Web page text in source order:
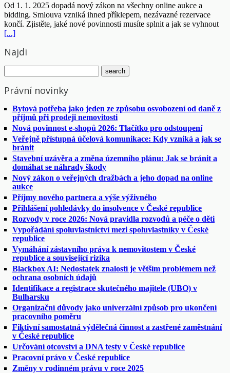
Od 1. 1. 2025 dopadá nový zákon na všechny online aukce a
bidding. Smlouva vzniká ihned příklepem, nezávazné rezervace
končí. Zjistěte, jaké nové povinnosti musíte splnit a jak se vyhnout
[...]
Najdi
Právní novinky
Bytová potřeba jako jeden ze způsobu osvobození od daně z
příjmů při prodeji nemovitosti
Nová povinnost e-shopů 2026: Tlačítko pro odstoupení
Veřejně přístupná účelová komunikace: Kdy vzniká a jak se
bránit
Stavební uzávěra a změna územního plánu: Jak se bránit a
domáhat se náhrady škody
Nový zákon o veřejných dražbách a jeho dopad na online
aukce
Příjmy nového partnera a výše výživného
Přihlášení pohledávky do insolvence v České republice
Rozvody v roce 2026: Nová pravidla rozvodů a péče o děti
Vypořádání spoluvlastnictví mezi spoluvlastníky v České
republice
Vymáhání zástavního práva k nemovitostem v České
republice a související rizika
Blackbox AI: Nedostatek znalostí je větším problémem než
ochrana osobních údajů
Identifikace a registrace skutečného majitele (UBO) v
Bulharsku
Organizační důvody jako univerzální způsob pro ukončení
pracovního poměru
Fiktivní samostatná výdělečná činnost a zastřené zaměstnání
v České republice
Určování otcovství a DNA testy v České republice
Pracovní právo v České republice
Změny v rodinném právu v roce 2025